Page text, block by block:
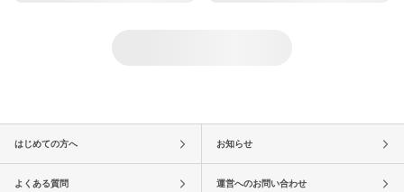
はじめての方へ お知らせ
よくある質問 運営へのお問い合わせ